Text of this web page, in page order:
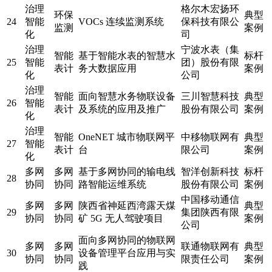
24
治理
智能
化
环保
监测
VOCs 连续监测系统
格尔木宏扬环
保科技有限公
司
典型
案例
25
治理
智能
化
智能
表计
基于智能水表的智慧水
务大数据应用
宁波水表（集
团）股份有限
公司
标杆
案例
26
治理
智能
化
智能
表计
面向智慧水务物联设备
及系统的应用及推广
三川智慧科技
股份有限公司
典型
案例
27
治理
智能
化
智能
表计
OneNET 城市物联网平
台
中移物联网有
限公司
典型
案例
28
多网
协同
多网
协同
基于多网协同的输电线
路智能运维系统
智洋创新科技
股份有限公司
标杆
案例
29
多网
协同
多网
协同
陕西省神延西湾露天煤
矿 5G 无人驾驶项目
中国移动通信
集团陕西有限
公司
典型
案例
30
多网
协同
多网
协同
面向多网协同的物联网
设备管理平台应用与实
践
联通物联网有
限责任公司
典型
案例